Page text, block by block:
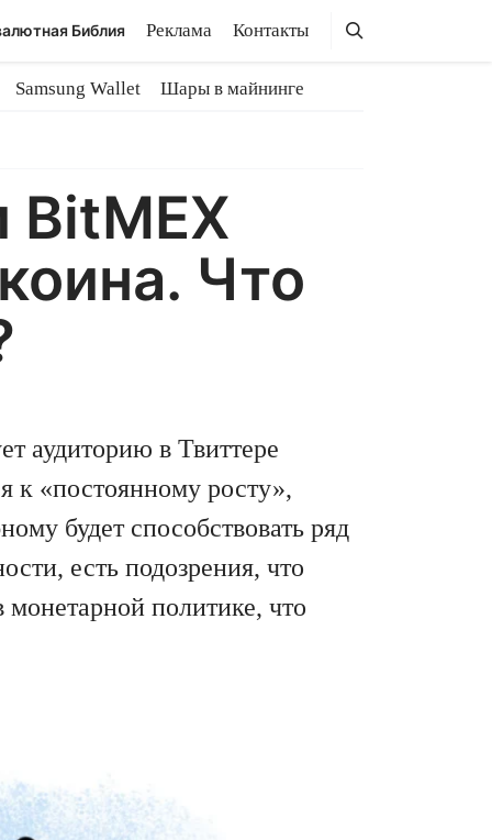
Библия Реклама Контакты Поиск
Поиск
Samsung Wallet Шары в майнинге
Что
аудиторию в Твиттере
к «постоянному росту»,
будет способствовать ряд
есть подозрения, что
политике, что